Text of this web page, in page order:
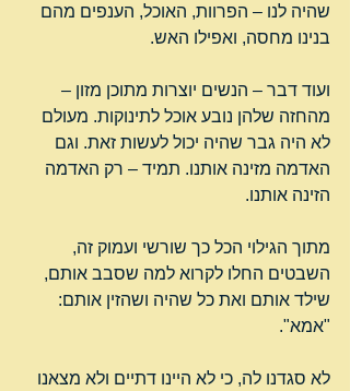
שהיה לנו – הפרוות, האוכל, הענפים מהם
בנינו מחסה, ואפילו האש.
ועוד דבר – הנשים יוצרות מתוכן מזון –
מהחזה שלהן נובע אוכל לתינוקות. מעולם
לא היה גבר שהיה יכול לעשות זאת. וגם
האדמה מזינה אותנו. תמיד – רק האדמה
הזינה אותנו.
מתוך הגילוי הכל כך שורשי ועמוק זה,
השבטים החלו לקרוא למה שסבב אותם,
שילד אותם ואת כל שהיה ושהזין אותם:
"אמא".
לא סגדנו לה, כי לא היינו דתיים ולא מצאנו